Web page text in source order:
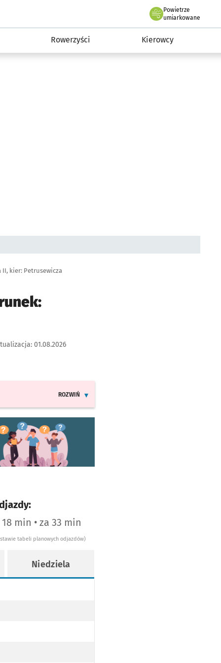
Powietrze
we Wrocławiu
umiarkowane
Rowerzyści Kierowcy
II, kier: Petrusewicza
01.08.2026
ROZWIŃ
się w nowej karcie
min • za 33 min
tabeli planowych odjazdów)
Niedziela